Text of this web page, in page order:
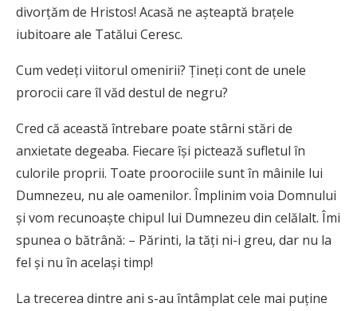
divorțăm de Hristos! Acasă ne așteaptă brațele
iubitoare ale Tatălui Ceresc.
Cum vedeți viitorul omenirii? Țineți cont de unele
prorocii care îl văd destul de negru?
Cred că această întrebare poate stârni stări de
anxietate degeaba. Fiecare își pictează sufletul în
culorile proprii. Toate proorociile sunt în mâinile lui
Dumnezeu, nu ale oamenilor. Împlinim voia Domnului
și vom recunoaște chipul lui Dumnezeu din celălalt. Îmi
spunea o bătrână: – Părinti, la tăți ni-i greu, dar nu la
fel și nu în același timp!
La trecerea dintre ani s-au întâmplat cele mai puține